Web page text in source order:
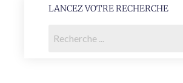
LANCEZ VOTRE RECHERCHE